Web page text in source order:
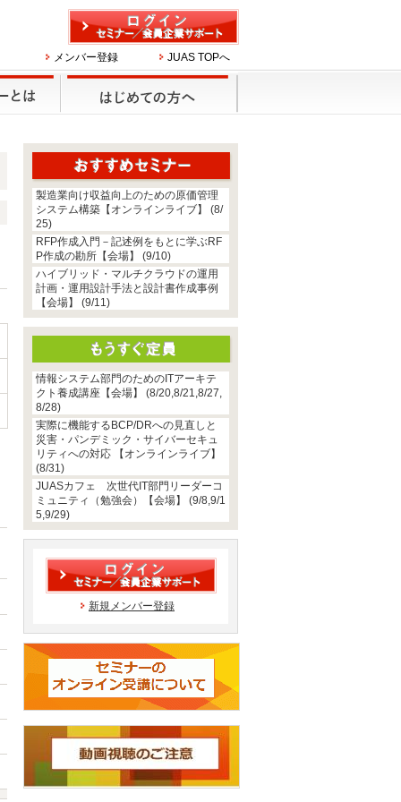
メンバー登録 JUAS TOPへ
製造業向け収益向上のための原価管理
システム構築【オンラインライブ】 (8/
25)
RFP作成入門－記述例をもとに学ぶRF
P作成の勘所【会場】 (9/10)
ハイブリッド・マルチクラウドの運用
計画・運用設計手法と設計書作成事例
【会場】 (9/11)
情報システム部門のためのITアーキテ
クト養成講座【会場】 (8/20,8/21,8/27,
8/28)
実際に機能するBCP/DRへの見直しと
災害・パンデミック・サイバーセキュ
リティへの対応 【オンラインライブ】
(8/31)
JUASカフェ 次世代IT部門リーダーコ
ミュニティ（勉強会）【会場】 (9/8,9/1
5,9/29)
新規メンバー登録